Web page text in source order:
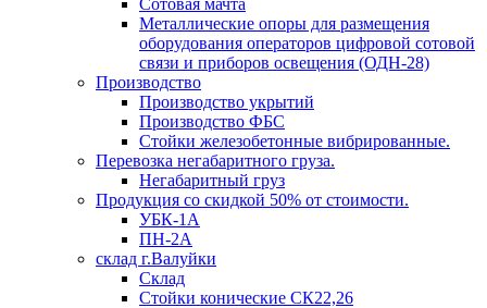
Металлические опоры для размещения
оборудования операторов цифровой сотовой
связи и приборов освещения (ОДН-28)
Производство
Производство укрытий
Производство ФБС
Стойки железобетонные вибрированные.
Перевозка негабаритного груза.
Негабаритный груз
Продукция со скидкой 50% от стоимости.
УБК-1А
ПН-2А
склад г.Валуйки
Склад
Стойки конические СК22,26